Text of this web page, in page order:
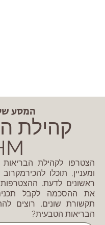
המסע
קהילת
ומעניין, תוכלו
ראשונים לדעת.
את ההסכמה לקבל תכנים
תקשורת שונים. רוצים
הבריאות הטבעית?